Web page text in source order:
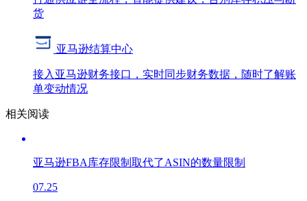
货
亚马逊结算中心
接入亚马逊财务接口，实时同步财务数据，随时了解账
单变动情况
相关阅读
亚马逊FBA库存限制取代了ASIN的数量限制
07.25